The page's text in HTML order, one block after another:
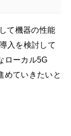
て機器の性能
入を検討して
ローカル5G
めていきたいと